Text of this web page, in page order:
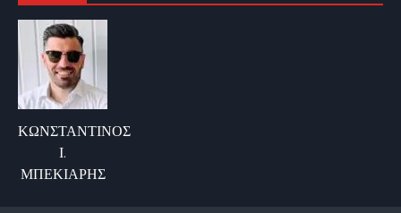
ΚΩΝΣΤΑΝΤΙΝΟΣ
Ι.
ΜΠΕΚΙΑΡΗΣ